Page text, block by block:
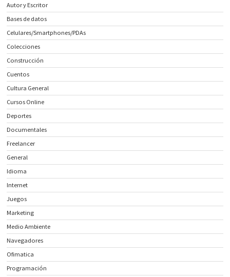
Autor y Escritor
Bases de datos
Celulares/Smartphones/PDAs
Colecciones
Construcción
Cuentos
Cultura General
Cursos Online
Deportes
Documentales
Freelancer
General
Idioma
Internet
Juegos
Marketing
Medio Ambiente
Navegadores
Ofimatica
Programación